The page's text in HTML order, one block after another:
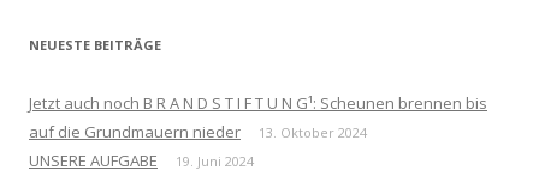
NEUESTE BEITRÄGE
Jetzt auch noch B R A N D S T I F T U N G¹: Scheunen brennen bis
auf die Grundmauern nieder
13. Oktober 2024
UNSERE AUFGABE 19. Juni 2024